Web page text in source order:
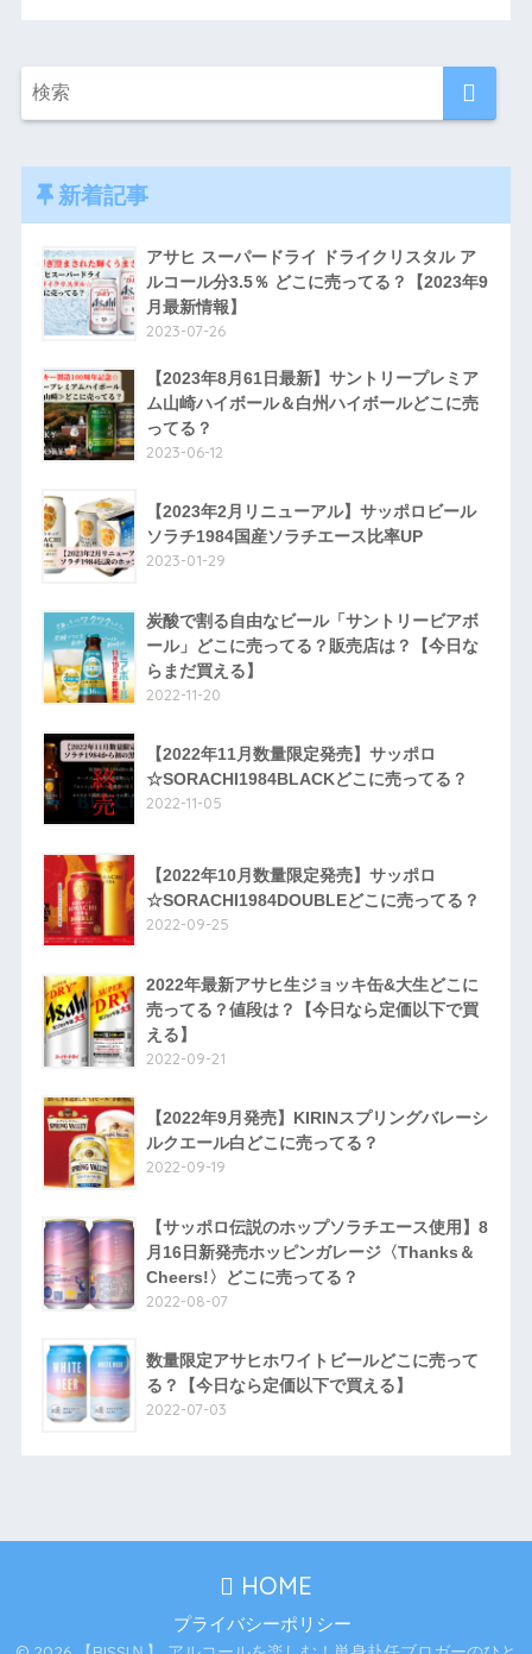
新着記事
アサヒ スーパードライ ドライクリスタル ア
ルコール分3.5％ どこに売ってる？【2023年9
月最新情報】
2023-07-26
【2023年8月61日最新】サントリープレミア
ム山崎ハイボール＆白州ハイボールどこに売
ってる？
2023-06-12
【2023年2月リニューアル】サッポロビール
ソラチ1984国産ソラチエース比率UP
2023-01-29
炭酸で割る自由なビール「サントリービアボ
ール」どこに売ってる？販売店は？【今日な
らまだ買える】
2022-11-20
【2022年11月数量限定発売】サッポロ
☆SORACHI1984BLACKどこに売ってる？
2022-11-05
【2022年10月数量限定発売】サッポロ
☆SORACHI1984DOUBLEどこに売ってる？
2022-09-25
2022年最新アサヒ生ジョッキ缶&大生どこに
売ってる？値段は？【今日なら定価以下で買
える】
2022-09-21
【2022年9月発売】KIRINスプリングバレーシ
ルクエール白どこに売ってる？
2022-09-19
【サッポロ伝説のホップソラチエース使用】8
月16日新発売ホッピンガレージ〈Thanks＆
Cheers!〉どこに売ってる？
2022-08-07
数量限定アサヒホワイトビールどこに売って
る？【今日なら定価以下で買える】
2022-07-03
HOME
プライバシーポリシー